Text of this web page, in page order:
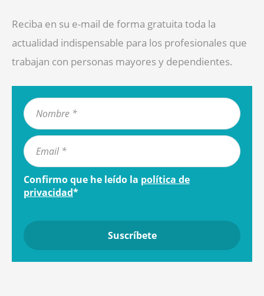
Reciba en su e-mail de forma gratuita toda la
actualidad indispensable para los profesionales que
trabajan con personas mayores y dependientes.
Confirmo que he leído la política de
privacidad*